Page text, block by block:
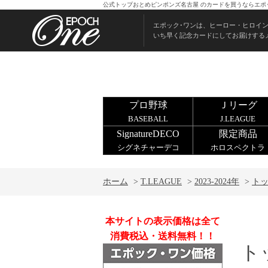
公式トップおとめピンポンズ名古屋 のカードを買うならエ
エポック･ワンは、ヒーロー・ヒロイ
いち早く記念カードにしてお届けす
プロ野球
BASEBALL
Ｊリーグ
J.LEAGUE
SignatureDECO
シグネチャーデコ
限定商品
ホロスペクトラ
ホーム > T.LEAGUE > 2023-2024年 > ト
本サイトの表示価格は全て
消費税込・送料無料！！